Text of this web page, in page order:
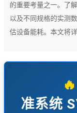
的重要考量之一。了
以及不同规格的实测
估设备能耗。本文将
准系统